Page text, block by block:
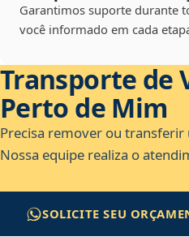
Garantimos suporte durante
você informado em cada
Transporte de
Perto de Mim
Precisa remover ou transferir
Nossa equipe realiza o
SOLICITE SEU